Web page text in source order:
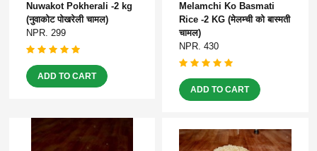
Nuwakot Pokherali -2 kg
(नुवाकोट पोखरेली चामल)
NPR. 299
ADD TO CART
Melamchi Ko Basmati
Rice -2 KG (मेलम्ची को बास्मती
चामल)
NPR. 430
ADD TO CART